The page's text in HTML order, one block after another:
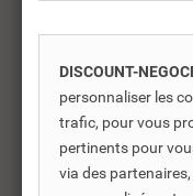
Produits
Les produits
produits connexes
d’améliorer
supplémentaires.
DISCOUNT-
personnaliser les
trafic, pour vous
pertinents pour
via des